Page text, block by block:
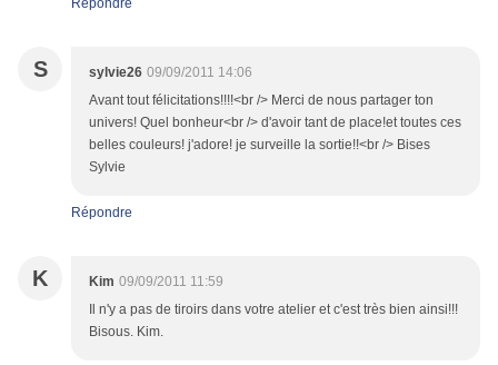
Répondre
S sylvie26 09/09/2011 14:06
Avant tout félicitations!!!!<br /> Merci de nous partager ton
univers! Quel bonheur<br /> d'avoir tant de place!et toutes ces
belles couleurs! j'adore! je surveille la sortie!!<br /> Bises
Sylvie
Répondre
K Kim 09/09/2011 11:59
Il n'y a pas de tiroirs dans votre atelier et c'est très bien ainsi!!!
Bisous. Kim.